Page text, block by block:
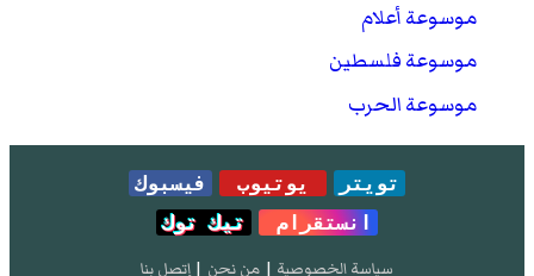
موسوعة أعلام
موسوعة فلسطين
موسوعة الحرب
تويتر يوتيوب
فيسبوك
انستقرام
تيك توك
سياسة الخصوصية | من نحن | إتصل بنا